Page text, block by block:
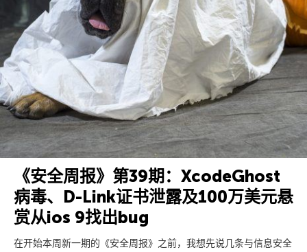
《安全周报》第39期：XcodeGhost
病毒、D-Link证书泄露及100万美元悬
赏从ios 9找出bug
在开始本周新一期的《安全周报》之前，我想先说几条与信息安全